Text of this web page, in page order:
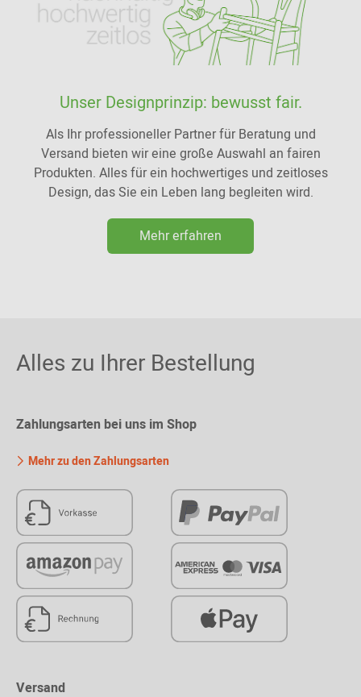
Unser Designprinzip: bewusst fair.
Als Ihr professioneller Partner für Beratung und
Versand bieten wir eine große Auswahl an fairen
Produkten. Alles für ein hochwertiges und zeitloses
Design, das Sie ein Leben lang begleiten wird.
Mehr erfahren
Alles zu Ihrer Bestellung
Zahlungsarten bei uns im Shop
Mehr zu den Zahlungsarten
Versand